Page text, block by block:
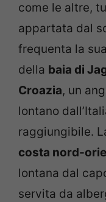
come le altre,
appartata dal
frequenta la
della baia di
Croazia, un
lontano
raggiungibile.
costa nord-
lontana dal
servita da